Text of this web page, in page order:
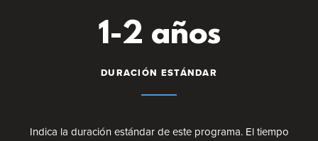
1-2 años
DURACIÓN ESTÁNDAR
Indica la duración estándar de este programa. El tiempo